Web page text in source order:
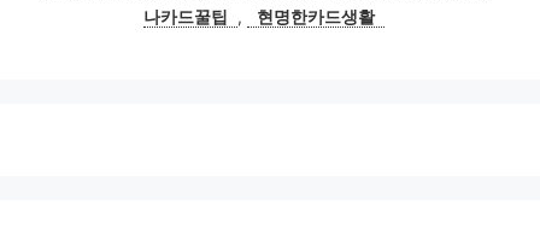
나카드꿀팁
, 현명한카드생활